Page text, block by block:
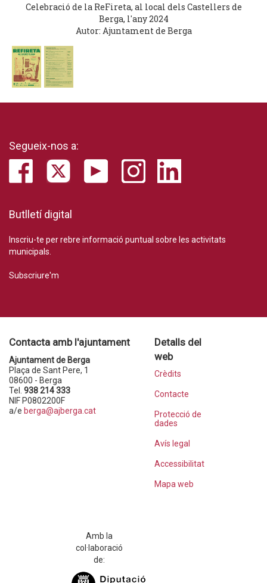
Celebració de la ReFireta, al local dels Castellers de
Berga, l'any 2024
Autor: Ajuntament de Berga
Segueix-nos a:
Butlletí digital
Inscriu-te per rebre informació puntual sobre les activitats
municipals.
Subscriure'm
Contacta amb l'ajuntament
Ajuntament de Berga
Plaça de Sant Pere, 1
08600 - Berga
Tel. 938 214 333
NIF P0802200F
a/e berga@ajberga.cat
Detalls del
web
Crèdits
Contacte
Protecció de
dades
Avís legal
Accessibilitat
Mapa web
Amb la
col·laboració
de: